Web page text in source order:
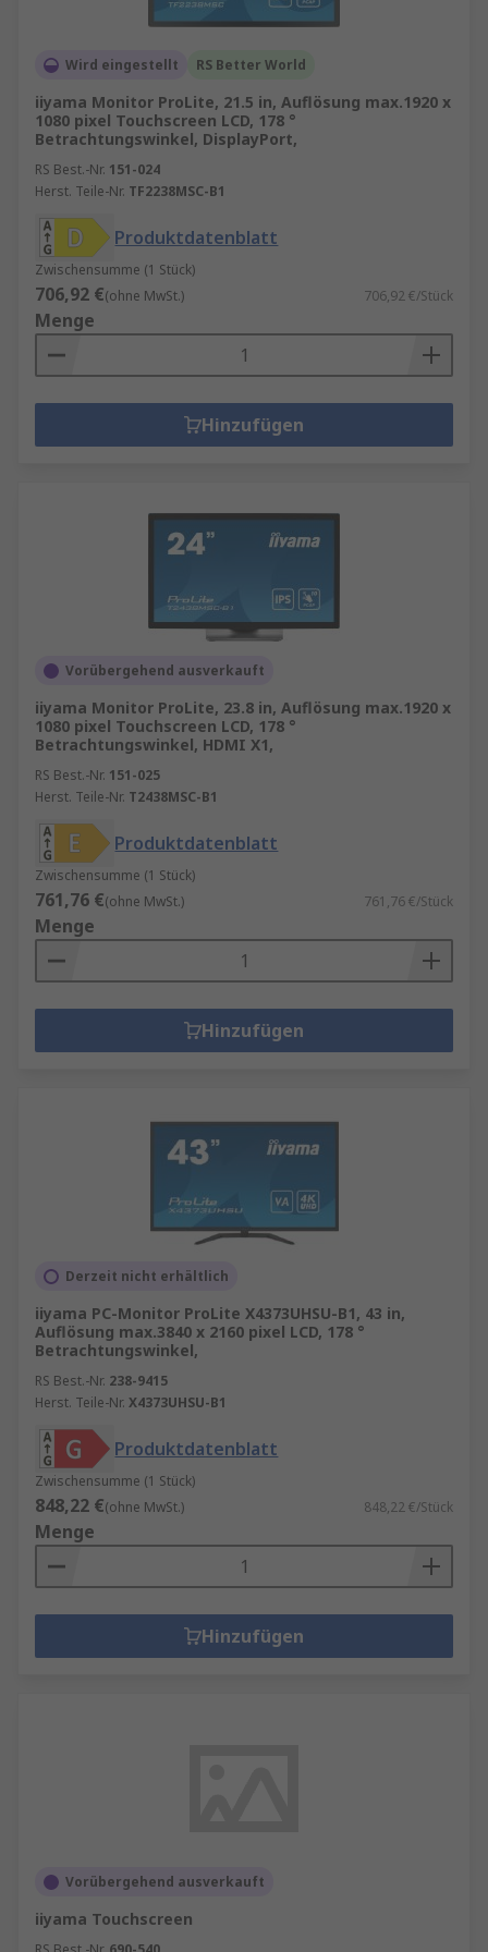
Wird eingestellt RS Better World
iiyama Monitor ProLite, 21.5 in, Auflösung max.1920 x
1080 pixel Touchscreen LCD, 178 °
Betrachtungswinkel, DisplayPort,
RS Best.-Nr. 151-024
Herst. Teile-Nr. TF2238MSC-B1
Produktdatenblatt
Zwischensumme (1 Stück)
706,92 €(ohne MwSt.) 706,92 €/Stück
Menge
Hinzufügen
Vorübergehend ausverkauft
iiyama Monitor ProLite, 23.8 in, Auflösung max.1920 x
1080 pixel Touchscreen LCD, 178 °
Betrachtungswinkel, HDMI X1,
RS Best.-Nr. 151-025
Herst. Teile-Nr. T2438MSC-B1
Produktdatenblatt
Zwischensumme (1 Stück)
761,76 €(ohne MwSt.) 761,76 €/Stück
Menge
Hinzufügen
Derzeit nicht erhältlich
iiyama PC-Monitor ProLite X4373UHSU-B1, 43 in,
Auflösung max.3840 x 2160 pixel LCD, 178 °
Betrachtungswinkel,
RS Best.-Nr. 238-9415
Herst. Teile-Nr. X4373UHSU-B1
Produktdatenblatt
Zwischensumme (1 Stück)
848,22 €(ohne MwSt.) 848,22 €/Stück
Menge
Hinzufügen
Vorübergehend ausverkauft
iiyama Touchscreen